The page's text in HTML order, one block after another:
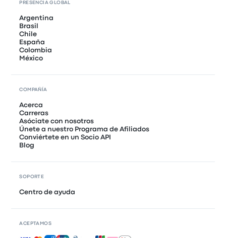
PRESENCIA GLOBAL
Argentina
Brasil
Chile
España
Colombia
México
COMPAÑÍA
Acerca
Carreras
Asóciate con nosotros
Únete a nuestro Programa de Afiliados
Conviértete en un Socio API
Blog
SOPORTE
Centro de ayuda
ACEPTAMOS